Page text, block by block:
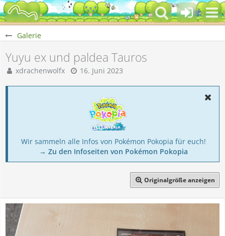
Galerie
Yuyu ex und paldea Tauros
xdrachenwolfx 16. Juni 2023
Wir sammeln alle Infos von Pokémon Pokopia für euch!
→ Zu den Infoseiten von Pokémon Pokopia
Originalgröße anzeigen